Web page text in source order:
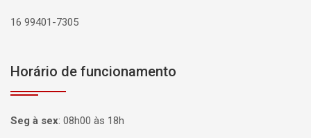
16 99401-7305
Horário de funcionamento
Seg à sex: 08h00 às 18h